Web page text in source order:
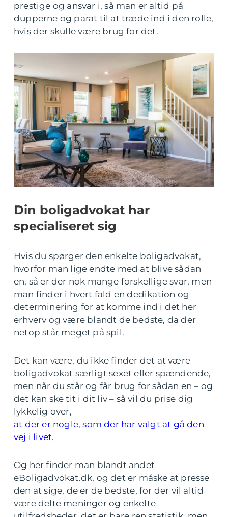
prestige og ansvar i, så man er altid på
dupperne og parat til at træde ind i den rolle,
hvis der skulle være brug for det.
Din boligadvokat har
specialiseret sig
Hvis du spørger den enkelte boligadvokat,
hvorfor man lige endte med at blive sådan
en, så er der nok mange forskellige svar, men
man finder i hvert fald en dedikation og
determinering for at komme ind i det her
erhverv og være blandt de bedste, da der
netop står meget på spil.
Det kan være, du ikke finder det at være
boligadvokat særligt sexet eller spændende,
men når du står og får brug for sådan en – og
det kan ske tit i dit liv – så vil du prise dig
lykkelig over,
at der er nogle, som der har valgt at gå den
vej i livet.
Og her finder man blandt andet
eBoligadvokat.dk, og det er måske at presse
den at sige, de er de bedste, for der vil altid
være delte meninger og enkelte